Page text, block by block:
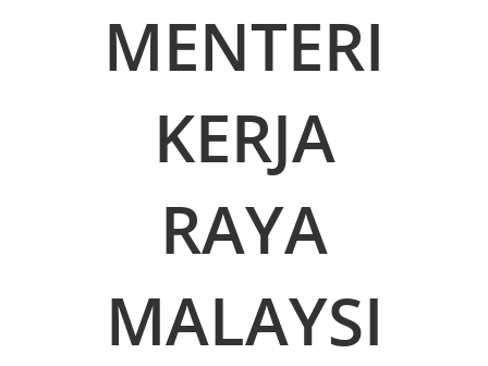
MENTERI
KERJA
RAYA
MALAYSI